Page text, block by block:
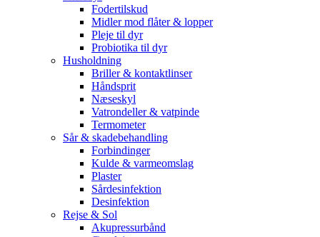
Fodertilskud
Midler mod flåter & lopper
Pleje til dyr
Probiotika til dyr
Husholdning
Briller & kontaktlinser
Håndsprit
Næseskyl
Vatrondeller & vatpinde
Termometer
Sår & skadebehandling
Forbindinger
Kulde & varmeomslag
Plaster
Sårdesinfektion
Desinfektion
Rejse & Sol
Akupressurbånd